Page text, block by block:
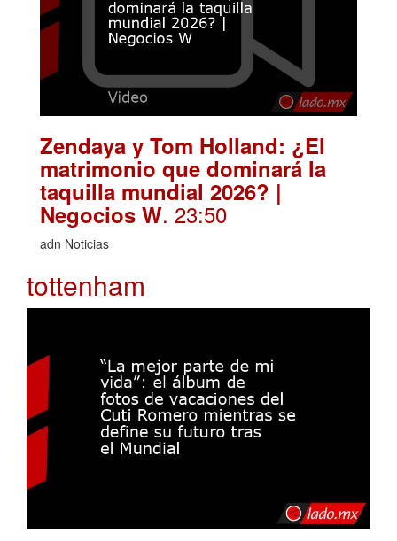
Zendaya y Tom Holland: ¿El
matrimonio que dominará la
taquilla mundial 2026? |
Negocios W. 23:50
adn Noticias
tottenham